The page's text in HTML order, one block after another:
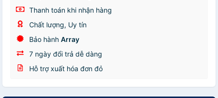
Thanh toán khi nhận hàng
Chất lượng, Uy tín
Bảo hành Array
7 ngày đổi trả dễ dàng
Hỗ trợ xuất hóa đơn đỏ